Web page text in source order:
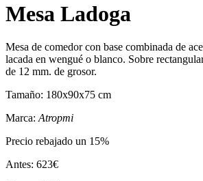
Mesa Ladoga
Mesa de comedor con base combinada de
lacada en wengué o blanco. Sobre
de 12 mm. de grosor.
Tamaño: 180x90x75 cm
Marca: Atropmi
Precio rebajado un 15%
Antes: 623€